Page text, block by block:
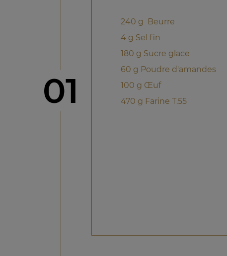
étape
01
240 g Beurre
4 g Sel fin
180 g Sucre glace
60 g Poudre d'amandes
100 g Œuf
470 g Farine T.55